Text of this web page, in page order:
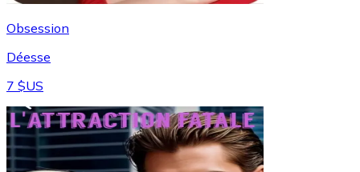
Obsession
Déesse
7 $US